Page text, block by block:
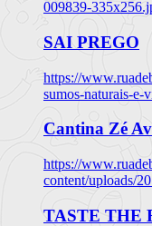
009839-
SAI PREGO
https://
sumos-naturais-
Cantina Zé
https://
content/uploads/
TASTE THE